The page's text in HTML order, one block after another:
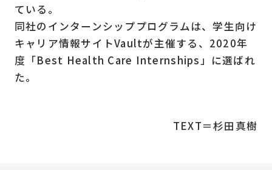
ている。
同社のインターンシッププログラムは、学生向け
キャリア情報サイトVaultが主催する、2020年
度「Best Health Care Internships」に選ばれ
た。
TEXT＝杉田真樹